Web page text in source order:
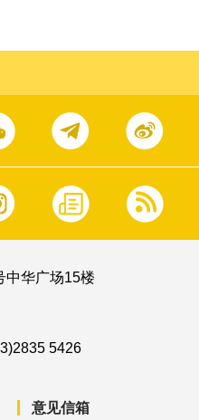
中华广场15楼
5426
意见信箱